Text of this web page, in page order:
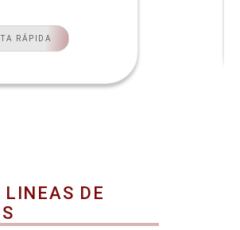
RÁPIDA
LINEAS DE